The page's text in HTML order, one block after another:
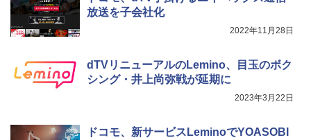
放送を子会社化
2022年11月28日
dTVリニューアルのLemino、目玉のボク
シング・井上尚弥戦が延期に
2023年3月22日
ドコモ、新サービスLeminoでYOASOBI